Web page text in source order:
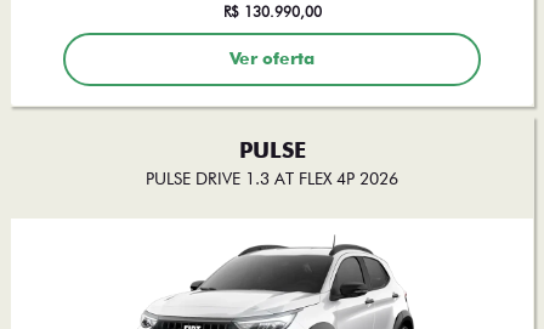
R$ 130.990,00
Ver oferta
PULSE
PULSE DRIVE 1.3 AT FLEX 4P 2026